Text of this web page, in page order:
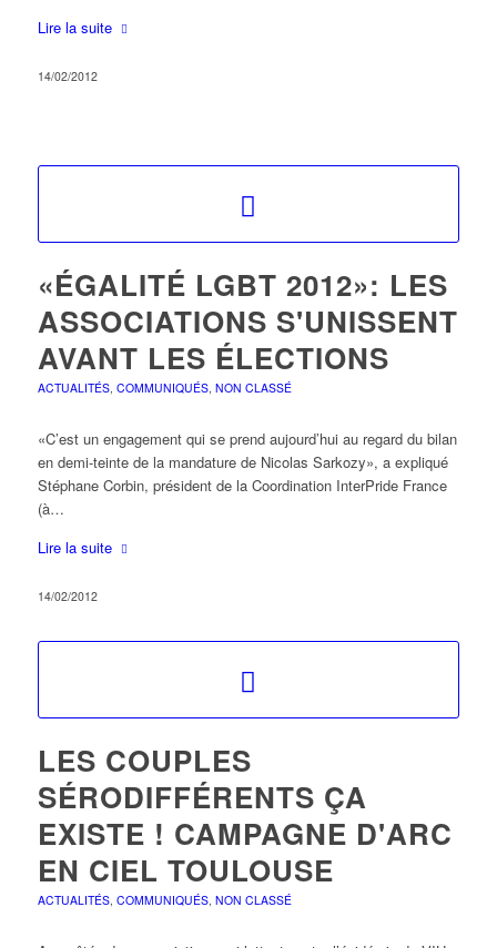
Lire la suite
14/02/2012
«ÉGALITÉ LGBT 2012»: LES
ASSOCIATIONS S'UNISSENT
AVANT LES ÉLECTIONS
ACTUALITÉS, COMMUNIQUÉS, NON CLASSÉ
«C’est un engagement qui se prend aujourd’hui au regard du bilan
en demi-teinte de la mandature de Nicolas Sarkozy», a expliqué
Stéphane Corbin, président de la Coordination InterPride France
(à…
Lire la suite
14/02/2012
LES COUPLES
SÉRODIFFÉRENTS ÇA
EXISTE ! CAMPAGNE D'ARC
EN CIEL TOULOUSE
ACTUALITÉS, COMMUNIQUÉS, NON CLASSÉ